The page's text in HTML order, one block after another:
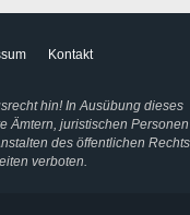
Kontakt
hin! In Ausübung dieses
Ämtern, juristischen Personen
des öffentlichen Rechts
verboten.